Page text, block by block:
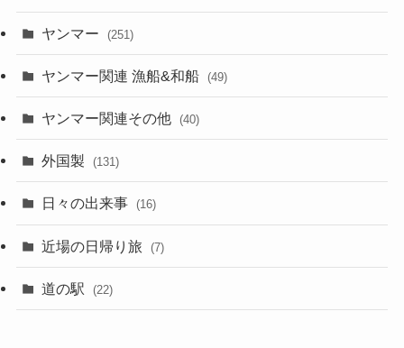
ヤンマー (251)
ヤンマー関連 漁船&和船 (49)
ヤンマー関連その他 (40)
外国製 (131)
日々の出来事 (16)
近場の日帰り旅 (7)
道の駅 (22)